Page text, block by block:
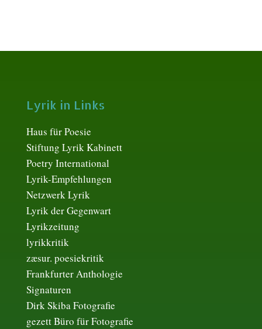
Lyrik in Links
Haus für Poesie
Stiftung Lyrik Kabinett
Poetry International
Lyrik-Empfehlungen
Netzwerk Lyrik
Lyrik der Gegenwart
Lyrikzeitung
lyrikkritik
zæsur. poesiekritik
Frankfurter Anthologie
Signaturen
Dirk Skiba Fotografie
gezett Büro für Fotografie